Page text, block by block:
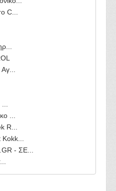
C...
...
R...
- ΣΕ...